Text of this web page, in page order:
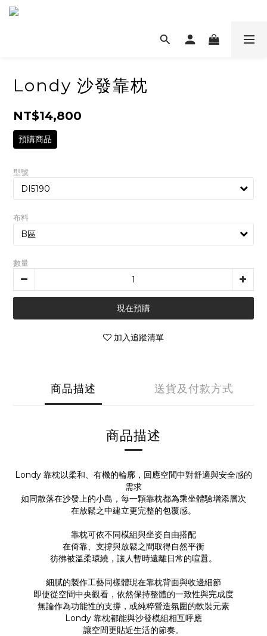
Londy 沙發靠枕
NT$14,800
預購商品
型號
布料
數量
現在預購
加入追蹤清單
商品描述 送貨及付款方式
商品描述
Londy 靠枕以柔和、有機的輪廓，回應空間中對舒適與安全感的
需求
如同散落在沙發上的小島，每一顆靠枕都為乘坐體驗增添層次
在放鬆之中建立更完整的包覆感。
靠枕可依不同模組與坐姿自由搭配
在倚靠、支撐與放鬆之間取得自然平衡
彷彿被溫柔環繞，讓人暫時遠離日常的喧囂。
細膩的製作工藝同樣體現在靠枕背面與收邊細節
即使從空間中央觀看，依然保持整體的一致性與完成度
無論作為功能性的支撐，或純粹營造氛圍的軟裝元素
Londy 靠枕都能與沙發模組相互呼應
讓空間更貼近生活的節奏。